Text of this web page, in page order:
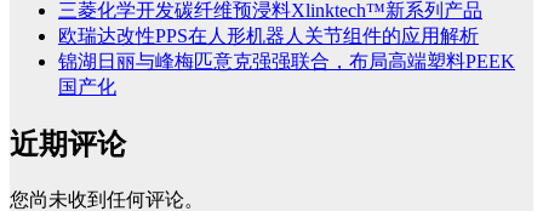
三菱化学开发碳纤维预浸料Xlinktech™新系列产品
欧瑞达改性PPS在人形机器人关节组件的应用解析
锦湖日丽与峰梅匹意克强强联合，布局高端塑料PEEK
国产化
近期评论
您尚未收到任何评论。